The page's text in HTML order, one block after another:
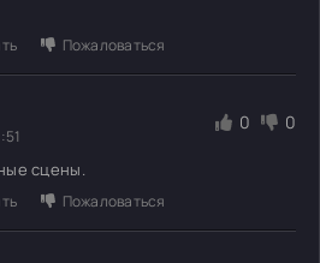
Пожаловаться
0 0
сцены.
Пожаловаться